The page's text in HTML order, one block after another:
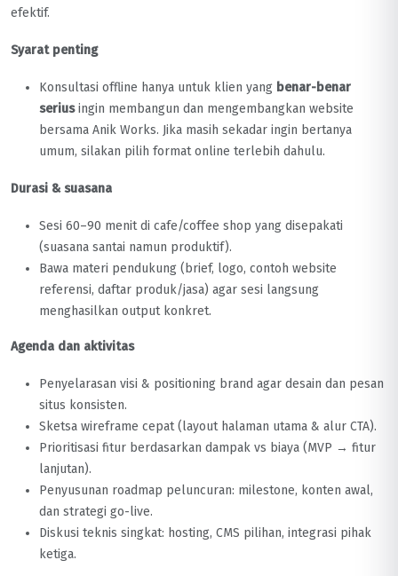
efektif.
Syarat penting
Konsultasi offline hanya untuk klien yang benar-benar
seriusingin membangun dan mengembangkan website
bersama Anik Works. Jika masih sekadar ingin bertanya
umum, silakan pilih format online terlebih dahulu.
Durasi & suasana
Sesi 60–90 menit di cafe/coffee shop yang disepakati
(suasana santai namun produktif).
Bawa materi pendukung (brief, logo, contoh website
referensi, daftar produk/jasa) agar sesi langsung
menghasilkan output konkret.
Agenda dan aktivitas
Penyelarasan visi & positioning brand agar desain dan pesan
situs konsisten.
Sketsa wireframe cepat (layout halaman utama & alur CTA).
Prioritisasi fitur berdasarkan dampak vs biaya (MVP → fitur
lanjutan).
Penyusunan roadmap peluncuran: milestone, konten awal,
dan strategi go-live.
Diskusi teknis singkat: hosting, CMS pilihan, integrasi pihak
ketiga.